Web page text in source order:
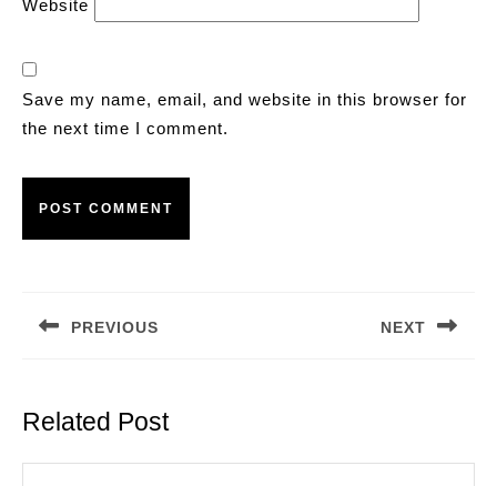
Website
Save my name, email, and website in this browser for
the next time I comment.
PREVIOUS NEXT
Related Post